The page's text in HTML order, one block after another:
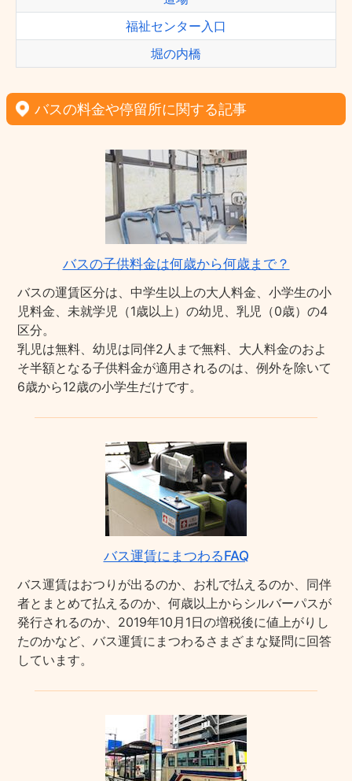
福祉センター入口
堀の内橋
バスの料金や停留所に関する記事
バスの子供料金は何歳から何歳まで？
バスの運賃区分は、中学生以上の大人料金、小学生の小
児料金、未就学児（1歳以上）の幼児、乳児（0歳）の4
区分。
乳児は無料、幼児は同伴2人まで無料、大人料金のおよ
そ半額となる子供料金が適用されるのは、例外を除いて
6歳から12歳の小学生だけです。
バス運賃にまつわるFAQ
バス運賃はおつりが出るのか、お札で払えるのか、同伴
者とまとめて払えるのか、何歳以上からシルバーパスが
発行されるのか、2019年10月1日の増税後に値上がりし
たのかなど、バス運賃にまつわるさまざまな疑問に回答
しています。